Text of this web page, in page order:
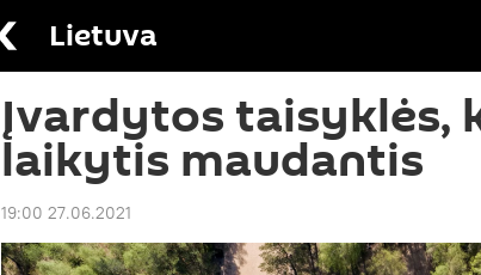
Lietuva
Įvardytos taisyklės,
laikytis maudantis
19:00 27.06.2021